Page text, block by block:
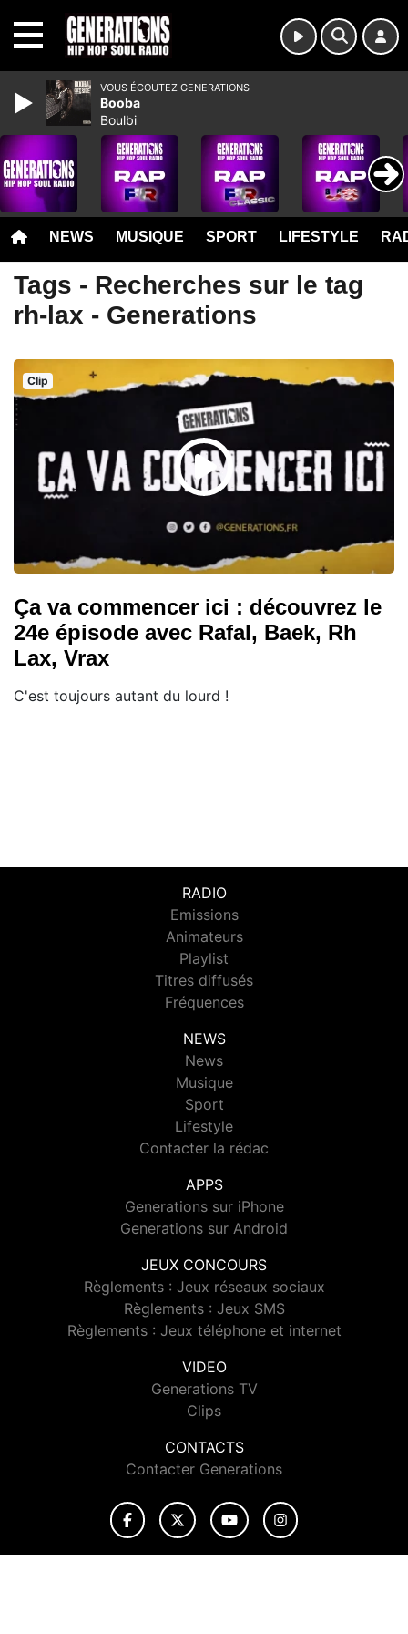
NEWS MUSIQUE SPORT LIFESTYLE
Tags - Recherches sur le tag
rh-lax - Generations
Clip
Ça va commencer ici : découvrez le
24e épisode avec Rafal, Baek, Rh
Lax, Vrax
C'est toujours autant du lourd !
RADIO
Emissions
Animateurs
Playlist
Titres diffusés
Fréquences
NEWS
News
Musique
Sport
Lifestyle
Contacter la rédac
APPS
Generations sur iPhone
Generations sur Android
JEUX CONCOURS
Règlements : Jeux réseaux sociaux
Règlements : Jeux SMS
Règlements : Jeux téléphone et internet
VIDEO
Generations TV
Clips
CONTACTS
Contacter Generations
VOUS ÉCOUTEZ GENERATIONS
Booba
Boulbi